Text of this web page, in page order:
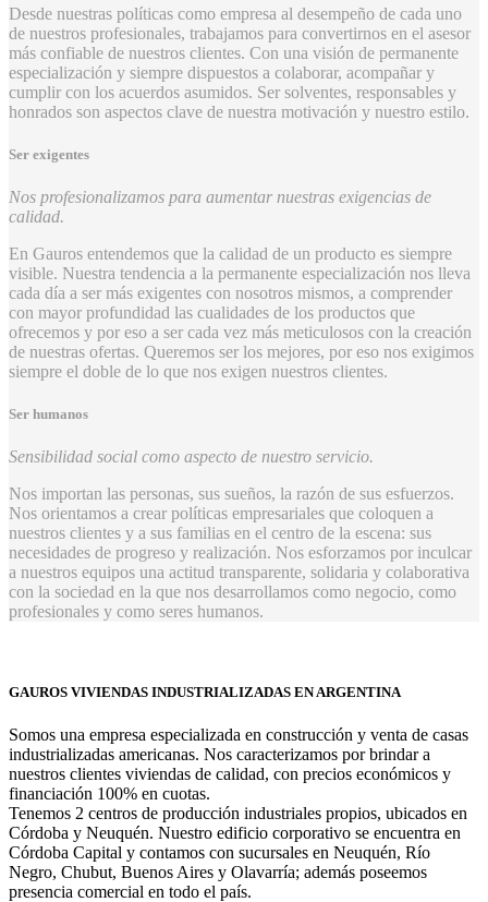
Desde nuestras políticas como empresa al desempeño de cada uno
de nuestros profesionales, trabajamos para convertirnos en el asesor
más confiable de nuestros clientes. Con una visión de permanente
especialización y siempre dispuestos a colaborar, acompañar y
cumplir con los acuerdos asumidos. Ser solventes, responsables y
honrados son aspectos clave de nuestra motivación y nuestro estilo.
Ser exigentes
Nos profesionalizamos para aumentar nuestras exigencias de
calidad.
En Gauros entendemos que la calidad de un producto es siempre
visible. Nuestra tendencia a la permanente especialización nos lleva
cada día a ser más exigentes con nosotros mismos, a comprender
con mayor profundidad las cualidades de los productos que
ofrecemos y por eso a ser cada vez más meticulosos con la creación
de nuestras ofertas. Queremos ser los mejores, por eso nos exigimos
siempre el doble de lo que nos exigen nuestros clientes.
Ser humanos
Sensibilidad social como aspecto de nuestro servicio.
Nos importan las personas, sus sueños, la razón de sus esfuerzos.
Nos orientamos a crear políticas empresariales que coloquen a
nuestros clientes y a sus familias en el centro de la escena: sus
necesidades de progreso y realización. Nos esforzamos por inculcar
a nuestros equipos una actitud transparente, solidaria y colaborativa
con la sociedad en la que nos desarrollamos como negocio, como
profesionales y como seres humanos.
GAUROS VIVIENDAS INDUSTRIALIZADAS EN ARGENTINA
Somos una empresa especializada en construcción y venta de casas
industrializadas americanas. Nos caracterizamos por brindar a
nuestros clientes viviendas de calidad, con precios económicos y
financiación 100% en cuotas.
Tenemos 2 centros de producción industriales propios, ubicados en
Córdoba y Neuquén. Nuestro edificio corporativo se encuentra en
Córdoba Capital y contamos con sucursales en Neuquén, Río
Negro, Chubut, Buenos Aires y Olavarría; además poseemos
presencia comercial en todo el país.